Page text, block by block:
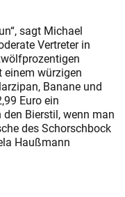
sagt Michael
Vertreter in
einem würzigen
Banane und
Euro ein
Bierstil, wenn man
des Schorschbock
Haußmann